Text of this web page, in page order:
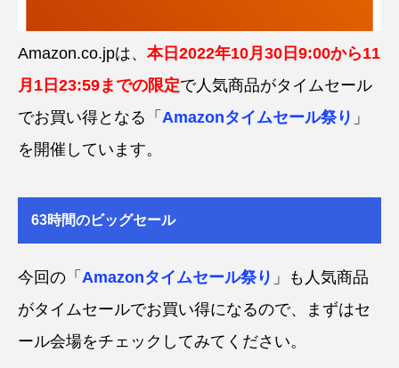
Amazon.co.jpは、 本日2022年10月30日9:00から11
月1日23:59までの限定で人気商品がタイムセール
でお買い得となる「 Amazonタイムセール祭り 」
を開催しています。
63時間のビッグセール
今回の「 Amazonタイムセール祭り 」も人気商品
がタイムセールでお買い得になるので、まずはセ
ール会場をチェックしてみてください。